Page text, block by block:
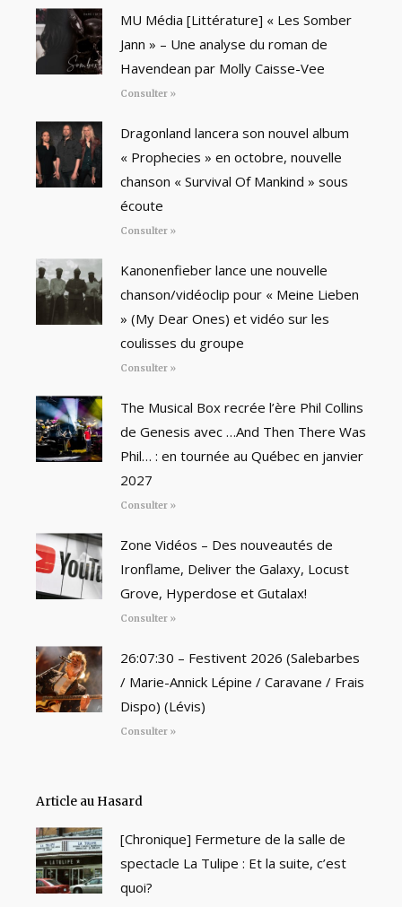
MU Média [Littérature] « Les Somber
Jann » – Une analyse du roman de
Havendean par Molly Caisse-Vee
Consulter »
Dragonland lancera son nouvel album
« Prophecies » en octobre, nouvelle
chanson « Survival Of Mankind » sous
écoute
Consulter »
Kanonenfieber lance une nouvelle
chanson/vidéoclip pour « Meine Lieben
» (My Dear Ones) et vidéo sur les
coulisses du groupe
Consulter »
The Musical Box recrée l’ère Phil Collins
de Genesis avec …And Then There Was
Phil… : en tournée au Québec en janvier
2027
Consulter »
Zone Vidéos – Des nouveautés de
Ironflame, Deliver the Galaxy, Locust
Grove, Hyperdose et Gutalax!
Consulter »
26:07:30 – Festivent 2026 (Salebarbes
/ Marie-Annick Lépine / Caravane / Frais
Dispo) (Lévis)
Consulter »
Article au Hasard
[Chronique] Fermeture de la salle de
spectacle La Tulipe : Et la suite, c’est
quoi?